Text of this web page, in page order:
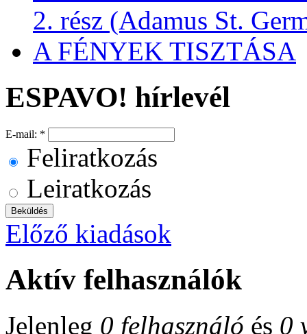
2. rész (Adamus St.
A FÉNYEK TISZTÁSA
ESPAVO! hírlevél
E-mail: *
Feliratkozás
Leiratkozás
Előző kiadások
Aktív felhasználók
Jelenleg 0 felhasználó és 0